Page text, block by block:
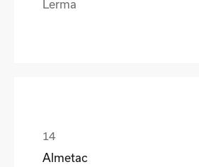
Lerma
Almetac